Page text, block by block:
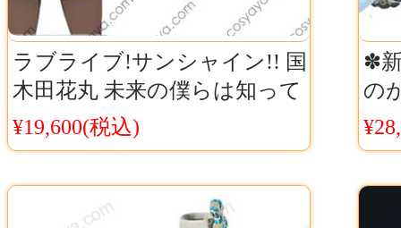
ラブライブ!サンシャイン!! 国
木田花丸 未来の僕らは知って
るよ コスプレ衣装 lovelive
¥19,600(税込)
✽
の
レ
刺
ア